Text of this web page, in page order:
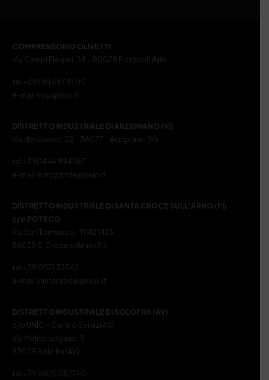
COMPRENSORIO OLIVETTI
Via Campi Flegrei, 34 – 80078 Pozzuoli (NA)
tel +39 081 597 91 00
e-mail ssip@ssip.it
DISTRETTO INDUSTRIALE DI ARZIGNANO (VI)
Via del Lavoro, 22 – 36077 – Arzignano (VI)
tel +390444 994267
e-mail m.nogarole@ssip.it
DISTRETTO INDUSTRIALE DI SANTA CROCE SULL’ARNO (PI)
c/o POTECO
Via San Tommaso, 119/121/123
56029 S. Croce s/Arno (PI)
tel +39 0571 32542
e-mail santacroce@ssip.it
DISTRETTO INDUSTRIALE DI SOLOFRA (AV)
c/o UNIC – Centro Servizi ASI
Via Melito Iangano, 9
83029 Solofra (AV)
tel +39 0825 582740